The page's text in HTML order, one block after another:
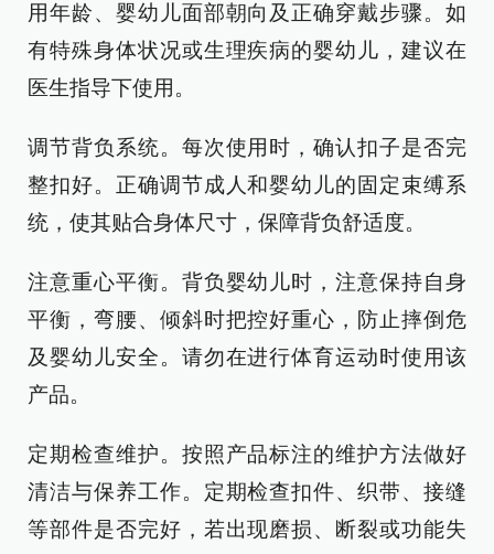
用年龄、婴幼儿面部朝向及正确穿戴步骤。如
有特殊身体状况或生理疾病的婴幼儿，建议在
医生指导下使用。
调节背负系统。每次使用时，确认扣子是否完
整扣好。正确调节成人和婴幼儿的固定束缚系
统，使其贴合身体尺寸，保障背负舒适度。
注意重心平衡。背负婴幼儿时，注意保持自身
平衡，弯腰、倾斜时把控好重心，防止摔倒危
及婴幼儿安全。请勿在进行体育运动时使用该
产品。
定期检查维护。按照产品标注的维护方法做好
清洁与保养工作。定期检查扣件、织带、接缝
等部件是否完好，若出现磨损、断裂或功能失